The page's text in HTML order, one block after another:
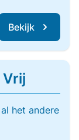
Bekijk
Vrij
het andere